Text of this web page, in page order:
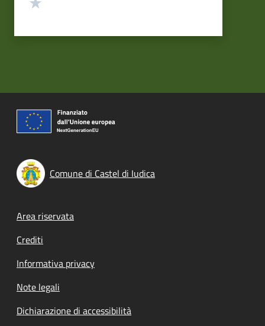
Comune di Castel di Iudica
Footer menu
Area riservata
Crediti
Informativa privacy
Note legali
Dichiarazione di accessibilità